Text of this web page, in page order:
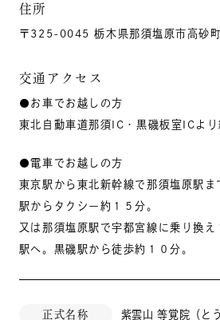
住所
〒325-0045 栃木県那須塩原市高砂
交通アクセス
●お車でお越しの方
東北自動車道那須IC・黒磯板室ICより
●電車でお越しの方
東京駅から東北新幹線で那須塩原駅ま
駅からタクシー約１５分。
又は那須塩原駅で宇都宮線に乗り換
駅へ。黒磯駅から徒歩約１０分。
正式名称 紫雲山 等覚院（と